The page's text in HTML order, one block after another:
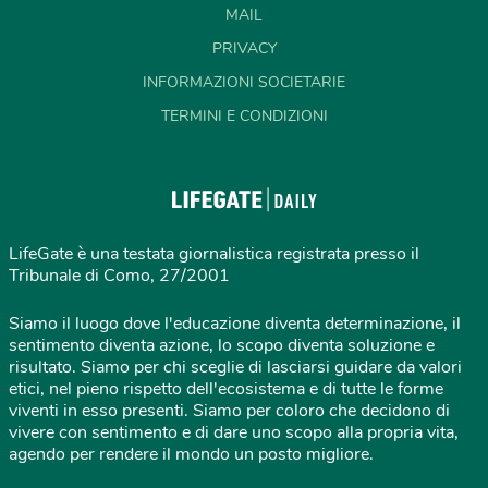
MAIL
PRIVACY
INFORMAZIONI SOCIETARIE
TERMINI E CONDIZIONI
LifeGate è una testata giornalistica registrata presso il
Tribunale di Como, 27/2001
Siamo il luogo dove l'educazione diventa determinazione, il
sentimento diventa azione, lo scopo diventa soluzione e
risultato. Siamo per chi sceglie di lasciarsi guidare da valori
etici, nel pieno rispetto dell'ecosistema e di tutte le forme
viventi in esso presenti. Siamo per coloro che decidono di
vivere con sentimento e di dare uno scopo alla propria vita,
agendo per rendere il mondo un posto migliore.